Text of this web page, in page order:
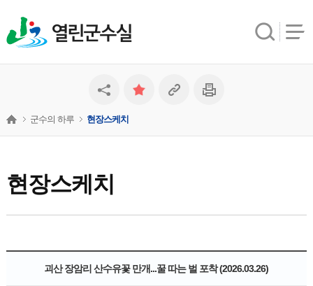
열린군수실
현장스케치
군수의 하루 현장스케치
괴산 장암리 산수유꽃 만개...꿀 따는 벌 포착 (2026.03.26)